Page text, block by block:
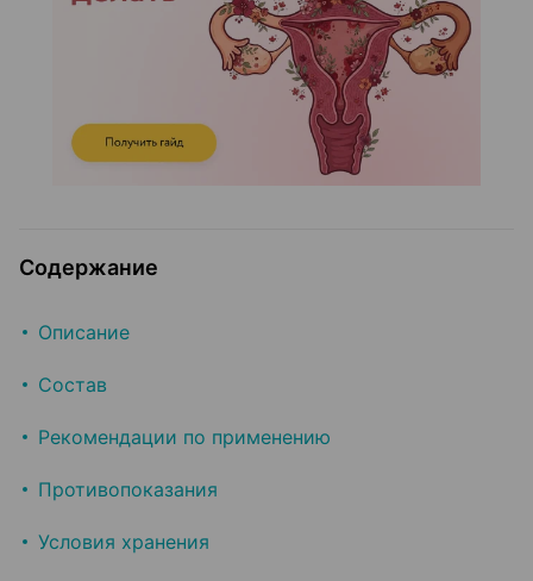
Содержание
Описание
Состав
Рекомендации по применению
Противопоказания
Условия хранения